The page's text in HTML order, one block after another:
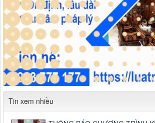
Tin xem nhiều